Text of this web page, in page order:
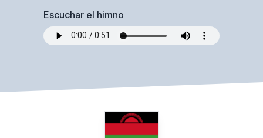
Escuchar el himno